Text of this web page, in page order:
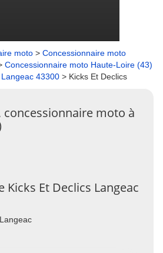
moto > Concessionnaire moto
Concessionnaire moto Haute-Loire (43)
43300 > Kicks Et Declics
concessionnaire moto à
Kicks Et Declics Langeac